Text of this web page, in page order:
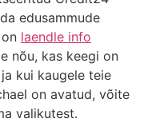
edusammude
laendle info
nõu, kas keegi on
kui kaugele teie
on avatud, võite
valikutest.